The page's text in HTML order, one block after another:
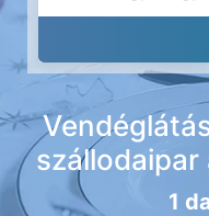
szállodaipar
1